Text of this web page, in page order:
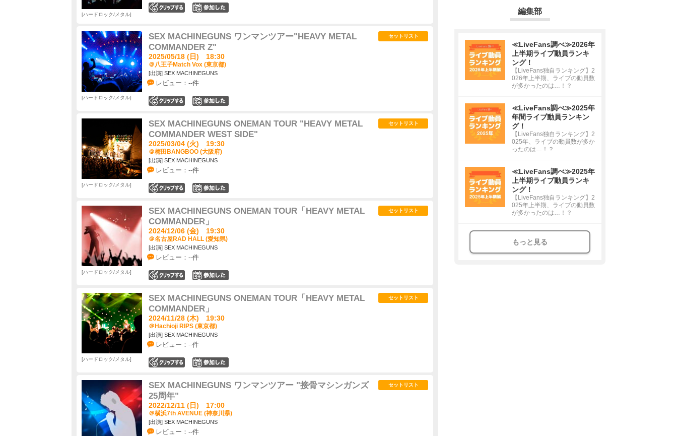
ハードロック/メタル
SEX MACHINEGUNS ワンマンツアー"HEAVY METAL
COMMANDER Z"
2025/05/18 (日) 18:30
＠八王子Match Vox (東京都)
[出演] SEX MACHINEGUNS
レビュー：--件
セットリスト
ハードロック/メタル
SEX MACHINEGUNS ONEMAN TOUR "HEAVY METAL
COMMANDER WEST SIDE"
2025/03/04 (火) 19:30
＠梅田BANGBOO (大阪府)
[出演] SEX MACHINEGUNS
レビュー：--件
セットリスト
ハードロック/メタル
SEX MACHINEGUNS ONEMAN TOUR「HEAVY METAL
COMMANDER」
2024/12/06 (金) 19:30
＠名古屋RAD HALL (愛知県)
[出演] SEX MACHINEGUNS
レビュー：--件
セットリスト
ハードロック/メタル
SEX MACHINEGUNS ONEMAN TOUR「HEAVY METAL
COMMANDER」
2024/11/28 (木) 19:30
＠Hachioji RIPS (東京都)
[出演] SEX MACHINEGUNS
レビュー：--件
セットリスト
ハードロック/メタル
SEX MACHINEGUNS ワンマンツアー "接骨マシンガンズ
25周年"
2022/12/11 (日) 17:00
＠横浜7th AVENUE (神奈川県)
[出演] SEX MACHINEGUNS
レビュー：--件
セットリスト
編集部
≪LiveFans調べ≫2026年
上半期ライブ動員ランキ
ング！
【LiveFans独自ランキング】2
026年上半期、ライブの動員数
が多かったのは…！？
≪LiveFans調べ≫2025年
年間ライブ動員ランキン
グ！
【LiveFans独自ランキング】2
025年、ライブの動員数が多か
ったのは…！？
≪LiveFans調べ≫2025年
上半期ライブ動員ランキ
ング！
【LiveFans独自ランキング】2
025年上半期、ライブの動員数
が多かったのは…！？
もっと見る